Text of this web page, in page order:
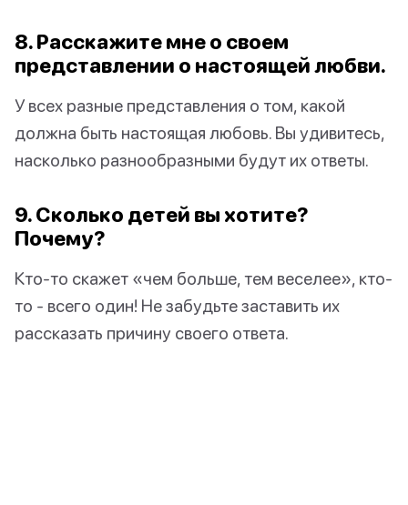
8. Расскажите мне о своем
представлении о настоящей любви.
У всех разные представления о том, какой
должна быть настоящая любовь. Вы удивитесь,
насколько разнообразными будут их ответы.
9. Сколько детей вы хотите?
Почему?
Кто-то скажет «чем больше, тем веселее», кто-
то - всего один! Не забудьте заставить их
рассказать причину своего ответа.